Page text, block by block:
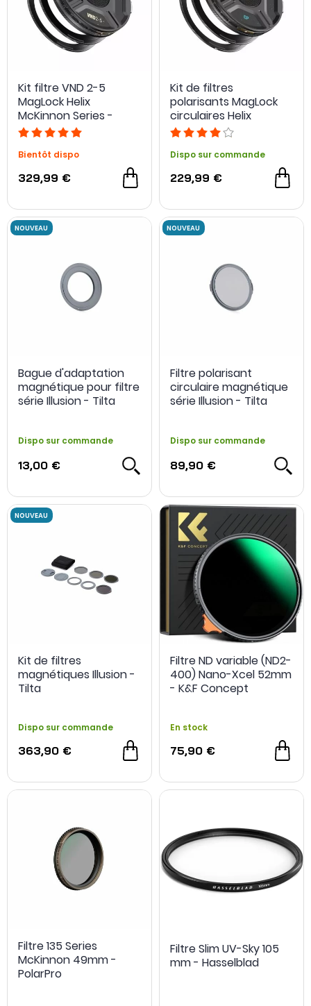
Kit filtre VND 2-5
MagLock Helix
McKinnon Series -
PolarPro
Bientôt dispo
329,99 €
Kit de filtres
polarisants MagLock
circulaires Helix
Burkard Edition -
Dispo sur commande
229,99 €
Bague d'adaptation
magnétique pour filtre
série Illusion - Tilta
Dispo sur commande
13,00 €
Filtre polarisant
circulaire magnétique
série Illusion - Tilta
Dispo sur commande
89,90 €
Kit de filtres
magnétiques Illusion -
Tilta
Dispo sur commande
363,90 €
Filtre ND variable (ND2-
400) Nano-Xcel 52mm
- K&F Concept
En stock
75,90 €
Filtre 135 Series
McKinnon 49mm -
PolarPro
Filtre Slim UV-Sky 105
mm - Hasselblad